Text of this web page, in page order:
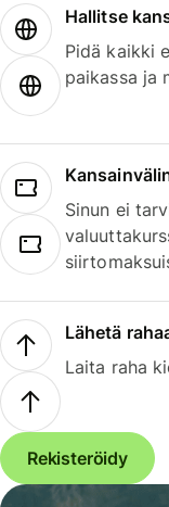
Hallitse
Pidä kaikki
paikassa ja
Sinun ei
Lähetä
Laita raha
Rekisteröidy